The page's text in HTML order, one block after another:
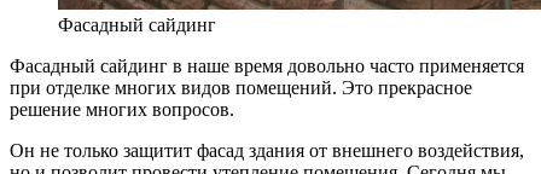
Фасадный сайдинг
Фасадный сайдинг в наше время довольно часто применяется
при отделке многих видов помещений. Это прекрасное
решение многих вопросов.
Он не только защитит фасад здания от внешнего воздействия,